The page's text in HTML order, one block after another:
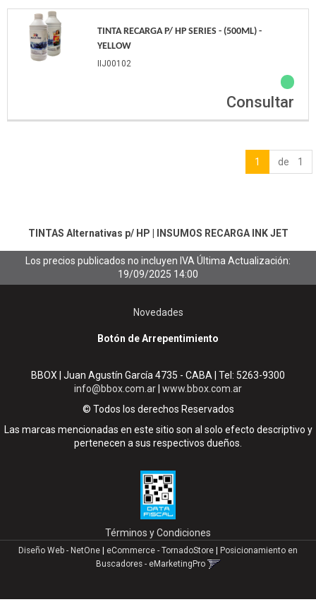
TINTA RECARGA P/ HP SERIES - (500ML) -
YELLOW
IIJ00102
Consultar
1 de 1
TINTAS Alternativas p/ HP INSUMOS RECARGA INK JET
Los precios publicados no incluyen IVAÚltima Actualización:
19/09/2025 14:00
Novedades
Botón de Arrepentimiento
BBOX | Juan Agustín García 4735 - CABA | Tel: 5263-9300
info@bbox.com.ar www.bbox.com.ar
© Todos los derechos Reservados
Las marcas mencionadas en este sitio son al solo efecto descriptivo y
pertenecen a sus respectivos dueños.
Términos y Condiciones
Diseño Web - NetOne | eCommerce - TornadoStore | Posicionamiento en
Buscadores - eMarketingPro